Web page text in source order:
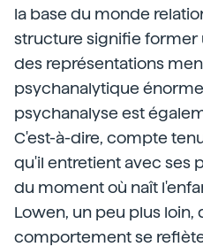
la base du monde
structure signifie former
des représentations
psychanalytique
psychanalyse est
C'est-à-dire, compte
qu'il entretient avec ses
du moment où naît
Lowen, un peu plus loin,
comportement se